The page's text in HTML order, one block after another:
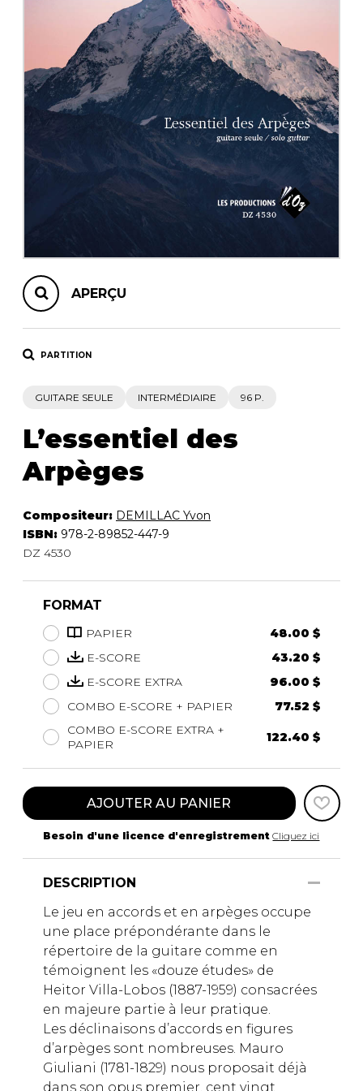
AUTRES PRODUITS
APERÇU
PARTITION
GUITARE SEULE INTERMÉDIAIRE 96 P.
L’essentiel des
Arpèges
Compositeur: DEMILLAC Yvon
ISBN: 978-2-89852-447-9
DZ 4530
FORMAT
PAPIER
48.00 $
E-SCORE
43.20 $
E-SCORE EXTRA
96.00 $
COMBO E-SCORE + PAPIER
77.52 $
COMBO E-SCORE EXTRA +
PAPIER
122.40 $
AJOUTER AU PANIER
Besoin d'une licence d'enregistrement Cliquez ici
DESCRIPTION
Le jeu en accords et en arpèges occupe
une place prépondérante dans le
répertoire de la guitare comme en
témoignent les «douze études» de
Heitor Villa-Lobos (1887-1959) consacrées
en majeure partie à leur pratique.
Les déclinaisons d’accords en figures
d’arpèges sont nombreuses. Mauro
Giuliani (1781-1829) nous proposait déjà
dans son opus premier, cent vingt